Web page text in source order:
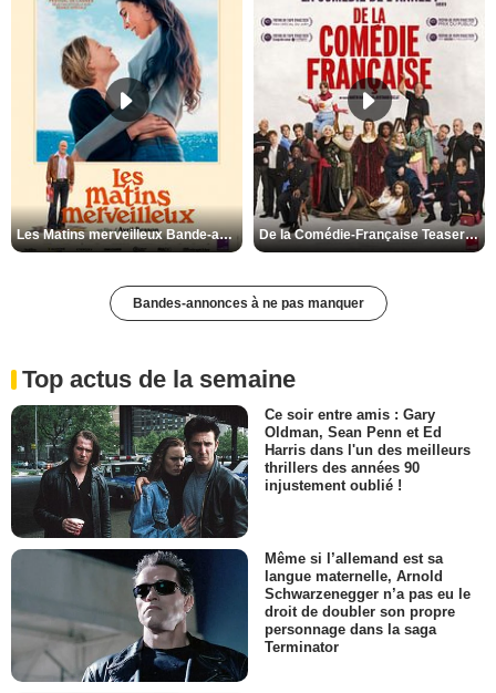
Les Matins merveilleux Bande-annonce VF De la Comédie-Française Teaser VF
Bandes-annonces à ne pas manquer
Top actus de la semaine
Ce soir entre amis : Gary
Oldman, Sean Penn et Ed
Harris dans l'un des meilleurs
thrillers des années 90
injustement oublié !
Même si l’allemand est sa
langue maternelle, Arnold
Schwarzenegger n’a pas eu le
droit de doubler son propre
personnage dans la saga
Terminator